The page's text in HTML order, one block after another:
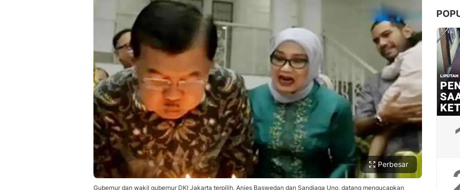
Copy Link
Perbesar
Gubernur dan wakil gubernur DKI Jakarta terpilih, Anies Baswedan dan Sandiaga Uno, datang mengucapkan